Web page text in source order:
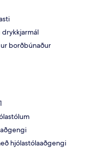
borðbúnaður
hjólastólaaðgengi